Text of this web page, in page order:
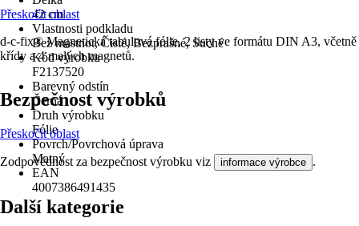
42 cm
Vlastnosti podkladu
Bez mastnot, Čisté, Bezprašné, Suché
Kód výrobku
F2137520
Barevný odstín
Černá
Druh výrobku
Fólie
Povrch/Povrchová úprava
Matný
EAN
4007386491435
Přeskočit oblast
d-c-fix® Magnetická tabulová fólie, 2 listy ve formátu DIN A3, včetně
křídy a 4 malých magnetů.
Bezpečnost výrobků
Přeskočit oblast
Zodpovědnost za bezpečnost výrobku viz informace výrobce .
Další kategorie